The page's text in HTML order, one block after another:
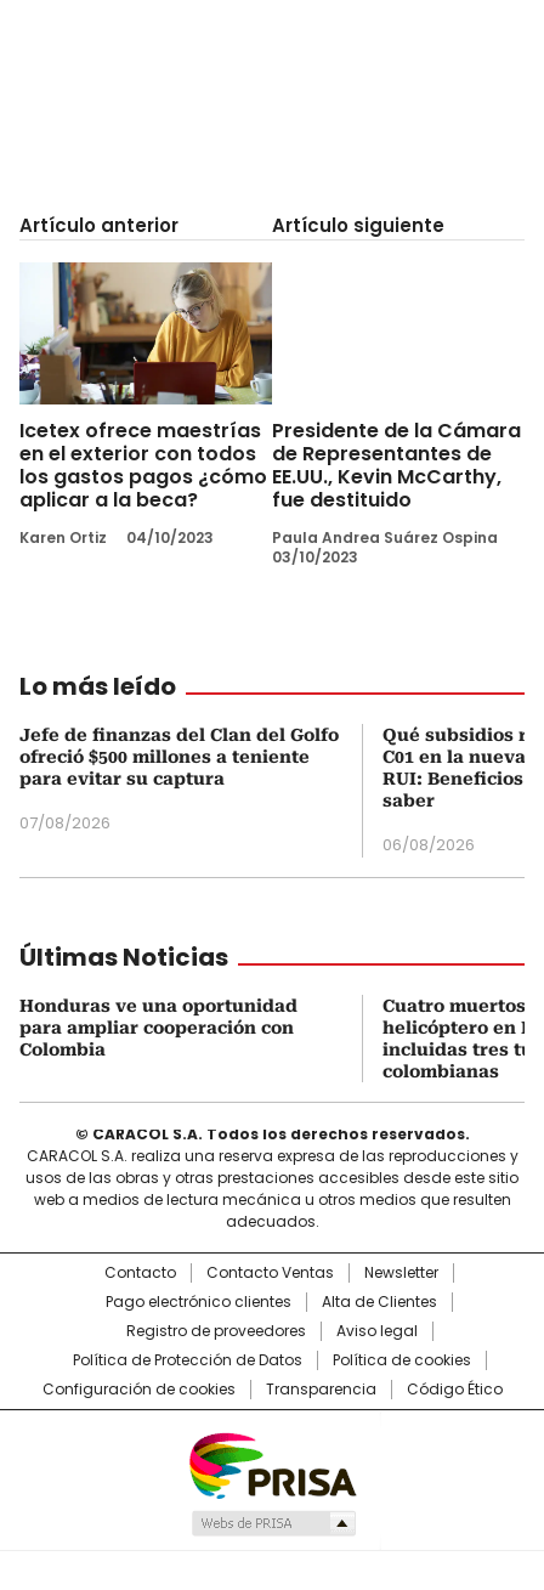
Artículo anterior
Icetex ofrece maestrías
en el exterior con todos
los gastos pagos ¿cómo
aplicar a la beca?
Karen Ortiz 04/10/2023
Artículo siguiente
Presidente de la Cámara
de Representantes de
EE.UU., Kevin McCarthy,
fue destituido
Paula Andrea Suárez Ospina
03/10/2023
Lo más leído
Jefe de finanzas del Clan del Golfo
ofreció $500 millones a teniente
para evitar su captura
07/08/2026
Qué subsidios
C01 en la nueva
RUI: Beneficios
saber
06/08/2026
Últimas Noticias
Honduras ve una oportunidad
para ampliar cooperación con
Colombia
Cuatro muertos
helicóptero en
incluidas tres
colombianas
© CARACOL S.A. Todos los derechos reservados.
CARACOL S.A. realiza una reserva expresa de las reproducciones y
usos de las obras y otras prestaciones accesibles desde este sitio
web a medios de lectura mecánica u otros medios que resulten
adecuados.
Contacto Contacto Ventas
Newsletter
Pago electrónico clientes
Alta de Clientes
Registro de proveedores
Aviso legal
Política de Protección de Datos
Política de cookies
Configuración de cookies
Transparencia Código Ético